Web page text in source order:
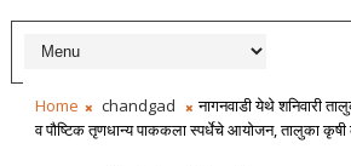
Home chandgad
नागनवाडी येथे शनिवारी
व पौष्टिक तृणधान्य पाककला स्पर्धेचे आयोजन, तालुका कृषी